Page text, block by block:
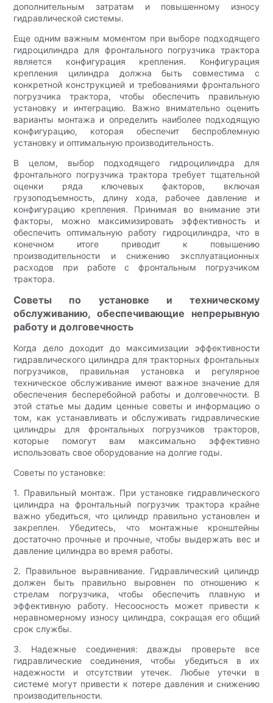
дополнительным затратам и повышенному износу
гидравлической системы.
Еще одним важным моментом при выборе подходящего
гидроцилиндра для фронтального погрузчика трактора
является конфигурация крепления. Конфигурация
крепления цилиндра должна быть совместима с
конкретной конструкцией и требованиями фронтального
погрузчика трактора, чтобы обеспечить правильную
установку и интеграцию. Важно внимательно оценить
варианты монтажа и определить наиболее подходящую
конфигурацию, которая обеспечит беспроблемную
установку и оптимальную производительность.
В целом, выбор подходящего гидроцилиндра для
фронтального погрузчика трактора требует тщательной
оценки ряда ключевых факторов, включая
грузоподъемность, длину хода, рабочее давление и
конфигурацию крепления. Принимая во внимание эти
факторы, можно максимизировать эффективность и
обеспечить оптимальную работу гидроцилиндра, что в
конечном итоге приводит к повышению
производительности и снижению эксплуатационных
расходов при работе с фронтальным погрузчиком
трактора.
Советы по установке и техническому
обслуживанию, обеспечивающие непрерывную
работу и долговечность
Когда дело доходит до максимизации эффективности
гидравлического цилиндра для тракторных фронтальных
погрузчиков, правильная установка и регулярное
техническое обслуживание имеют важное значение для
обеспечения бесперебойной работы и долговечности. В
этой статье мы дадим ценные советы и информацию о
том, как устанавливать и обслуживать гидравлические
цилиндры для фронтальных погрузчиков тракторов,
которые помогут вам максимально эффективно
использовать свое оборудование на долгие годы.
Советы по установке:
1. Правильный монтаж. При установке гидравлического
цилиндра на фронтальный погрузчик трактора крайне
важно убедиться, что цилиндр правильно установлен и
закреплен. Убедитесь, что монтажные кронштейны
достаточно прочные и прочные, чтобы выдержать вес и
давление цилиндра во время работы.
2. Правильное выравнивание. Гидравлический цилиндр
должен быть правильно выровнен по отношению к
стрелам погрузчика, чтобы обеспечить плавную и
эффективную работу. Несоосность может привести к
неравномерному износу цилиндра, сокращая его общий
срок службы.
3. Надежные соединения: дважды проверьте все
гидравлические соединения, чтобы убедиться в их
надежности и отсутствии утечек. Любые утечки в
системе могут привести к потере давления и снижению
производительности.